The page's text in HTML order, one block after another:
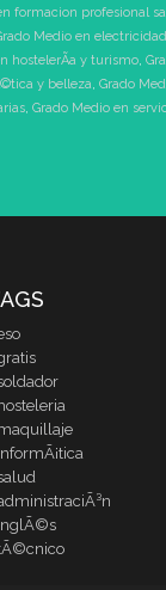
formacion profesional
Medio en
hostelerÃ­a y turismo,
y belleza, Grado
, Grado Medio en
hosteleria